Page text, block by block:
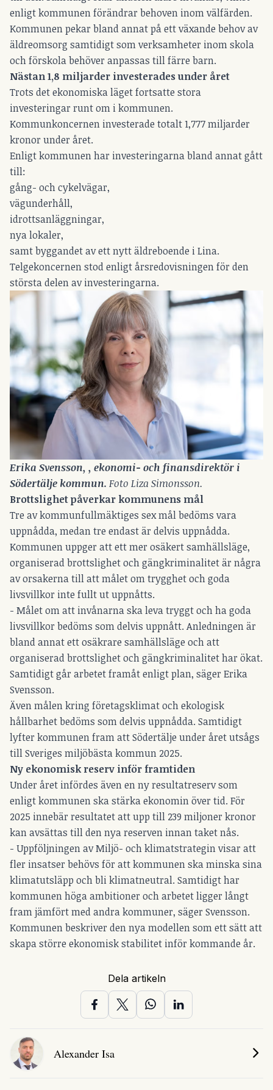
enligt kommunen förändrar behoven inom välfärden.
Kommunen pekar bland annat på ett växande behov av
äldreomsorg samtidigt som verksamheter inom skola
och förskola behöver anpassas till färre barn.
Nästan 1,8 miljarder investerades under året
Trots det ekonomiska läget fortsatte stora
investeringar runt om i kommunen.
Kommunkoncernen investerade totalt 1,777 miljarder
kronor under året.
Enligt kommunen har investeringarna bland annat gått
till:
gång- och cykelvägar,
vägunderhåll,
idrottsanläggningar,
nya lokaler,
samt byggandet av ett nytt äldreboende i Lina.
Telgekoncernen stod enligt årsredovisningen för den
största delen av investeringarna.
Erika Svensson, , ekonomi- och finansdirektör i
Södertälje kommun. Foto Liza Simonsson.
Brottslighet påverkar kommunens mål
Tre av kommunfullmäktiges sex mål bedöms vara
uppnådda, medan tre endast är delvis uppnådda.
Kommunen uppger att ett mer osäkert samhällsläge,
organiserad brottslighet och gängkriminalitet är några
av orsakerna till att målet om trygghet och goda
livsvillkor inte fullt ut uppnåtts.
- Målet om att invånarna ska leva tryggt och ha goda
livsvillkor bedöms som delvis uppnått. Anledningen är
bland annat ett osäkrare samhällsläge och att
organiserad brottslighet och gängkriminalitet har ökat.
Samtidigt går arbetet framåt enligt plan, säger Erika
Svensson.
Även målen kring företagsklimat och ekologisk
hållbarhet bedöms som delvis uppnådda. Samtidigt
lyfter kommunen fram att Södertälje under året utsågs
till Sveriges miljöbästa kommun 2025.
Ny ekonomisk reserv inför framtiden
Under året infördes även en ny resultatreserv som
enligt kommunen ska stärka ekonomin över tid. För
2025 innebär resultatet att upp till 239 miljoner kronor
kan avsättas till den nya reserven innan taket nås.
- Uppföljningen av Miljö- och klimatstrategin visar att
fler insatser behövs för att kommunen ska minska sina
klimatutsläpp och bli klimatneutral. Samtidigt har
kommunen höga ambitioner och arbetet ligger långt
fram jämfört med andra kommuner, säger Svensson.
Kommunen beskriver den nya modellen som ett sätt att
skapa större ekonomisk stabilitet inför kommande år.
Dela artikeln
Alexander Isa